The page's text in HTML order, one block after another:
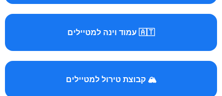
🇦🇹 עמוד וינה למטיילים
🏔️ קבוצת טירול למטיילים